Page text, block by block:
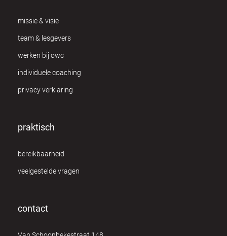
missie & visie
team & lesgevers
werken bij owc
individuele coaching
privacy verklaring
praktisch
bereikbaarheid
veelgestelde vragen
contact